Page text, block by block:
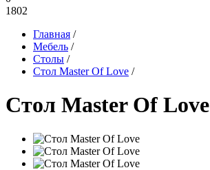
1802
Главная /
Мебель /
Столы /
Стол Master Of Love /
Стол Master Of Love